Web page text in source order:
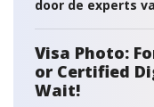
door de experts
Visa Photo:
or Certified
Wait!